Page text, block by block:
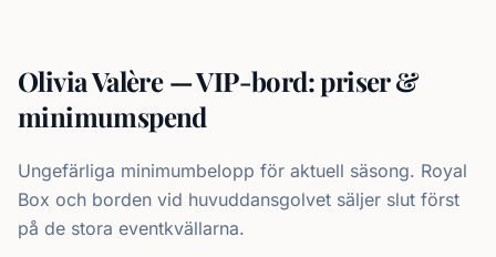
Olivia Valère — VIP-bord: priser &
minimumspend
Ungefärliga minimumbelopp för aktuell säsong. Royal
Box och borden vid huvuddansgolvet säljer slut först
på de stora eventkvällarna.